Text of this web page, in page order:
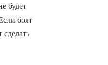
будет
болт